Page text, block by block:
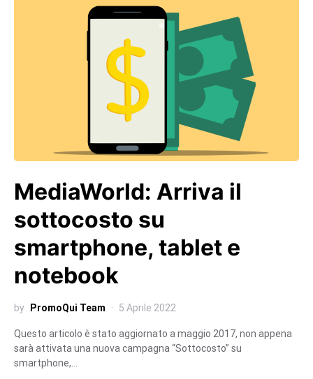
MediaWorld: Arriva il
sottocosto su
smartphone, tablet e
notebook
by PromoQui Team 5 Aprile 2022
Questo articolo è stato aggiornato a maggio 2017, non appena
sarà attivata una nuova campagna “Sottocosto” su
smartphone,…